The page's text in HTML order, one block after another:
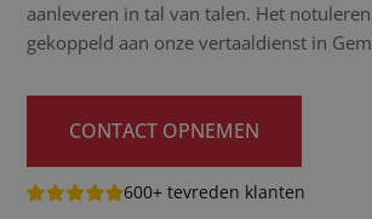
aanleveren in tal van talen. Het
gekoppeld aan onze vertaaldienst in
CONTACT OPNEMEN
600+ tevreden klanten